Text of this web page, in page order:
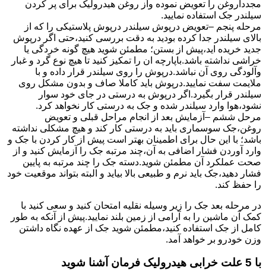
مجدداروغن را تعویض نموده واز روغن هیدرولیک برای پر کردن
سیلندر جک استفاده نمایید.
مرحله پنجم –تعویض درپوش سیلندر درپوش پلاستیکی را که از
بالای سیلندر جدا کرده بودید به دقت بررسی کنید،حتی اگر درپوش
جدید خریده اید،پیش از بستن؛ مطمئن شوید هیچ گونه خردگی یا
خراشی نداشته باشد.باپارچه ان را تمکیز کنید تا هیچ نوع گرد و غبار
وآلودگی روی آن نباشد.درپوش را روی سیلندر قرار داده و با
ملایمت سفت نمایید.درپوش باید کاملا صاف و بدون مشکل روی
سیلندر قرار بگیرد.اگر درپوش به درستی در جای خود سوار
نشود،هوا وارد سیلندر شده و جک به درستی کار نخواهد کرد.
مرحل ششم –آزمایش بعد از انجام مراحل قبلی و تعویض
روغن،جک سوسماری باید به درستی کار کند و هیچ مشکلی نداشته
باشد؛ با این حال برای اطمینان بهتر است پیش از کار کردن با جک و
وارد آوردن فشار اضافی به آن،چند مرتبه جک را آزمایش کنید و از
صحت عملکرد آن مطمئن شوید.دسته جک را چند مرتبه به پایین
فشار دهید،جک باید نرم و طبیعی بالا بیاید و البته بتواند موقعیت خود
را حفظ کند.
در مرحله بعد جک را زیر وسیله نقلیه امتحان کنید و سعی کنید با
کمک آن ماشین را به آرامی از زمین بلند نمایید.پیش از آنکه به طور
کامل از جک استفاده کنید،مطمئن شوید جک از عهده نگاه داشتن
وزن خودرو بر خواهد آمد.
با 5 علت خرابی هیدرولیک فرمان آشنا شوید